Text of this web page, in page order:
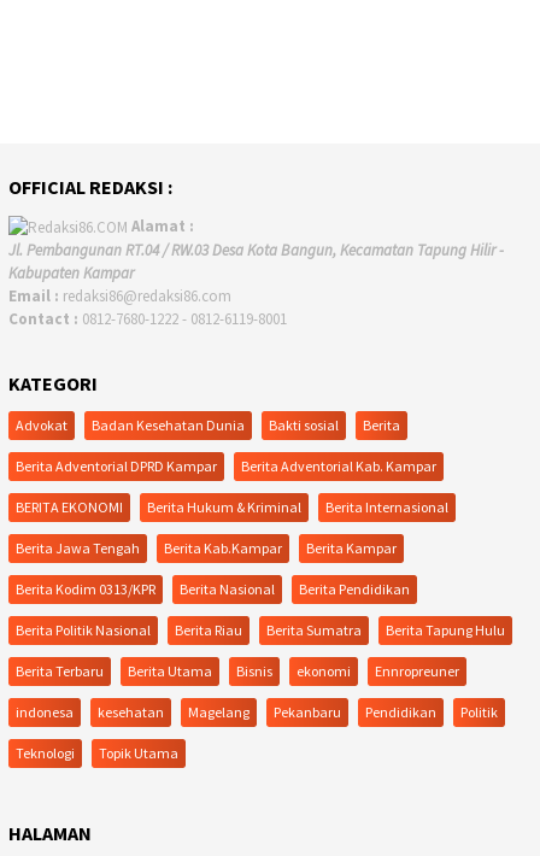
OFFICIAL REDAKSI :
Alamat :
Jl. Pembangunan RT.04 / RW.03 Desa Kota Bangun, Kecamatan Tapung Hilir -
Kabupaten Kampar
Email : redaksi86@redaksi86.com
Contact : 0812-7680-1222 - 0812-6119-8001
KATEGORI
Advokat Badan Kesehatan Dunia Bakti sosial Berita
Berita Adventorial DPRD Kampar Berita Adventorial Kab. Kampar
BERITA EKONOMI Berita Hukum & Kriminal Berita Internasional
Berita Jawa Tengah Berita Kab.Kampar Berita Kampar
Berita Kodim 0313/KPR Berita Nasional Berita Pendidikan
Berita Politik Nasional Berita Riau Berita Sumatra Berita Tapung Hulu
Berita Terbaru Berita Utama Bisnis ekonomi Ennropreuner
indonesa kesehatan Magelang Pekanbaru Pendidikan Politik
Teknologi Topik Utama
HALAMAN